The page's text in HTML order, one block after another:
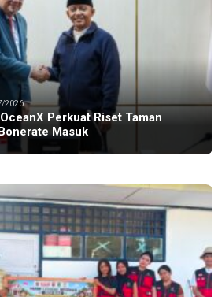
2026
Perkuat Riset Taman
Masuk